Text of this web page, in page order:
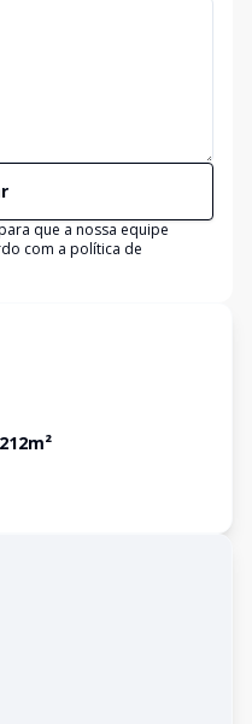
que a nossa equipe
com a política de
212m²